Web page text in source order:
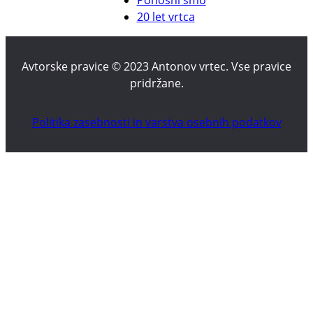
20 let vrtca
Avtorske pravice © 2023 Antonov vrtec. Vse pravice
pridržane.
Politika zasebnosti in varstva osebnih podatkov